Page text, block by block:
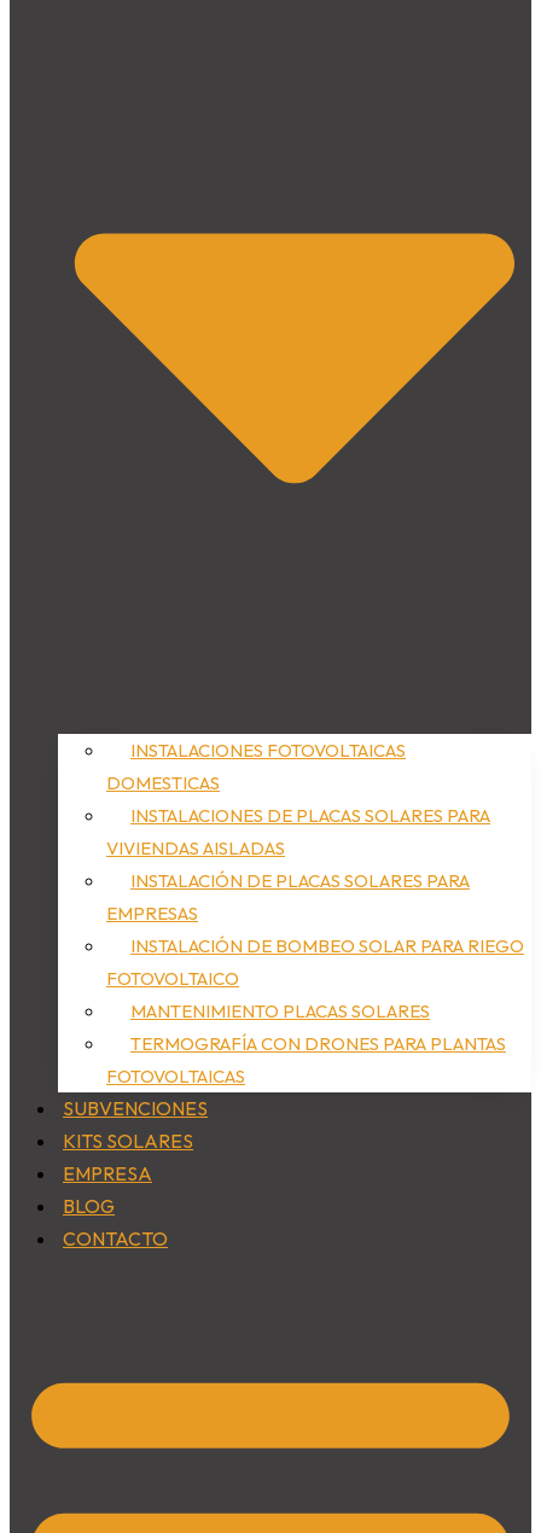
INSTALACIONES FOTOVOLTAICAS
DOMESTICAS
INSTALACIONES DE PLACAS SOLARES PARA
VIVIENDAS AISLADAS
INSTALACIÓN DE PLACAS SOLARES PARA
EMPRESAS
INSTALACIÓN DE BOMBEO SOLAR PARA RIEGO
FOTOVOLTAICO
MANTENIMIENTO PLACAS SOLARES
TERMOGRAFÍA CON DRONES PARA PLANTAS
FOTOVOLTAICAS
SUBVENCIONES
KITS SOLARES
EMPRESA
BLOG
CONTACTO